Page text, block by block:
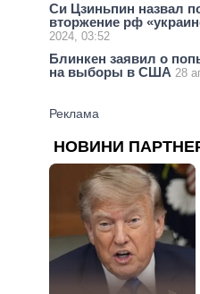
Си Цзиньпин назвал
вторжение рф
2024, 03:52
Блинкен заявил о
на выборы в США 28